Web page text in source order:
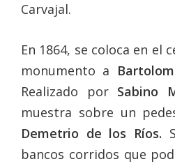
Carvajal.
En 1864, se coloca en el
monumento a
Realizado por Sabino
muestra sobre un
Demetrio de los Ríos.
bancos corridos que